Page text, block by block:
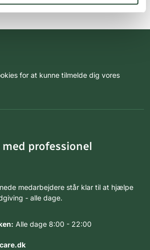
for at kunne tilmelde dig vores
med professionel
medarbejdere står klar til at hjælpe
- alle dage.
Alle dage 8:00 - 22:00